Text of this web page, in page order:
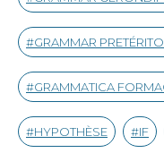
GRAMMAR
GRAMMATICA
HYPOTHÈSE IF